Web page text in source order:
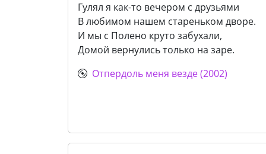
Гулял я как-то вечером с друзьями
В любимом нашем стареньком дворе.
И мы с Полено круто забухали,
Домой вернулись только на заре.
Отпердоль меня везде (2002)